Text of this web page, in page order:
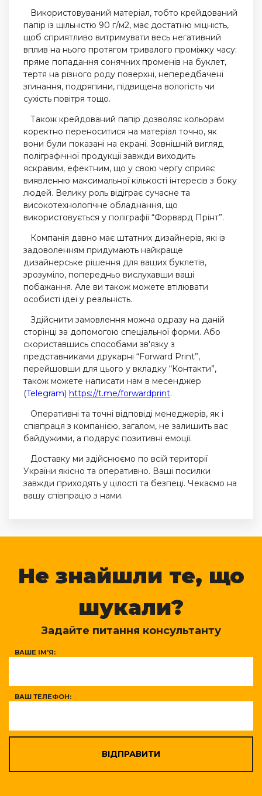
Використовуваний матеріал, тобто крейдований
папір із щільністю 90 г/м2, має достатню міцність,
щоб сприятливо витримувати весь негативний
вплив на нього протягом тривалого проміжку часу:
пряме попадання сонячних променів на буклет,
тертя на різного роду поверхні, непередбачені
згинання, подряпини, підвищена вологість чи
сухість повітря тощо.
Також крейдований папір дозволяє кольорам
коректно переноситися на матеріал точно, як
вони були показані на екрані. Зовнішній вигляд
поліграфічної продукції завжди виходить
яскравим, ефектним, що у свою чергу сприяє
виявленню максимальної кількості інтересів з боку
людей. Велику роль відіграє сучасне та
високотехнологічне обладнання, що
використовується у поліграфії “Форвард Прінт”.
Компанія давно має штатних дизайнерів, які із
задоволенням придумають найкраще
дизайнерське рішення для ваших буклетів,
зрозуміло, попередньо вислухавши ваші
побажання. Але ви також можете втілювати
особисті ідеї у реальність.
Здійснити замовлення можна одразу на даній
сторінці за допомогою спеціальної форми. Або
скориставшись способами зв'язку з
представниками друкарні “Forward Print”,
перейшовши для цього у вкладку “Контакти”,
також можете написати нам в месенджер
(Telegram) https://t.me/forwardprint.
Оперативні та точні відповіді менеджерів, як і
співпраця з компанією, загалом, не залишить вас
байдужими, а подарує позитивні емоції.
Доставку ми здійснюємо по всій території
України якісно та оперативно. Ваші посилки
завжди приходять у цілості та безпеці. Чекаємо на
вашу співпрацю з нами.
Не знайшли те, що
шукали?
Задайте питання консультанту
ВАШЕ ІМ'Я:
ВАШ ТЕЛЕФОН:
ВІДПРАВИТИ